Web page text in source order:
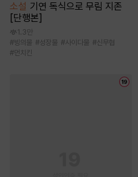
소설 기연 독식으로 무림 지존
[단행본]
1.3만
#빙의물 #성장물 #사이다물 #신무협
#먼치킨